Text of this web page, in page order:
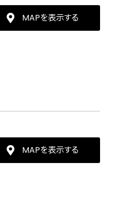
MAPを表示する
MAPを表示する